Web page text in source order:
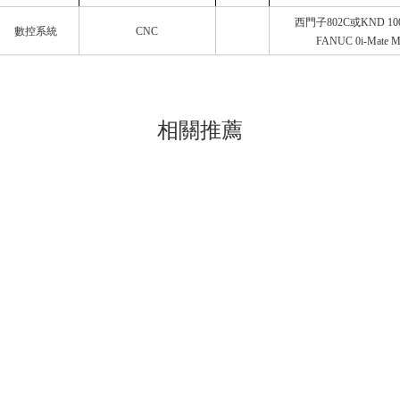
數控系統 CNC
西門子802C或KND
FANUC 0i-Mate
相關推薦